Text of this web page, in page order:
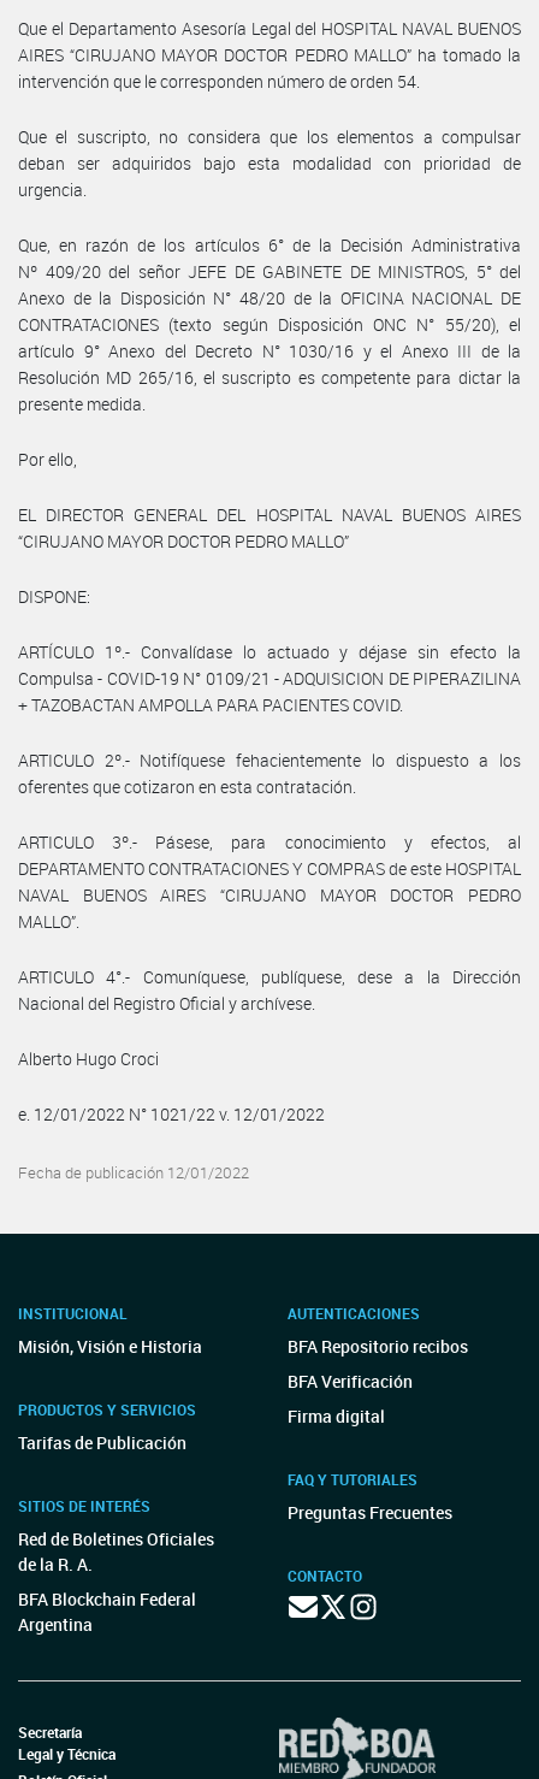
Que el Departamento Asesoría Legal del HOSPITAL NAVAL BUENOS
AIRES “CIRUJANO MAYOR DOCTOR PEDRO MALLO” ha tomado la
intervención que le corresponden número de orden 54.
Que el suscripto, no considera que los elementos a compulsar
deban ser adquiridos bajo esta modalidad con prioridad de
urgencia.
Que, en razón de los artículos 6° de la Decisión Administrativa
Nº 409/20 del señor JEFE DE GABINETE DE MINISTROS, 5° del
Anexo de la Disposición N° 48/20 de la OFICINA NACIONAL DE
CONTRATACIONES (texto según Disposición ONC N° 55/20), el
artículo 9° Anexo del Decreto N° 1030/16 y el Anexo III de la
Resolución MD 265/16, el suscripto es competente para dictar la
presente medida.
Por ello,
EL DIRECTOR GENERAL DEL HOSPITAL NAVAL BUENOS AIRES
“CIRUJANO MAYOR DOCTOR PEDRO MALLO”
DISPONE:
ARTÍCULO 1º.- Convalídase lo actuado y déjase sin efecto la
Compulsa - COVID-19 N° 0109/21 - ADQUISICION DE PIPERAZILINA
+ TAZOBACTAN AMPOLLA PARA PACIENTES COVID.
ARTICULO 2º.- Notifíquese fehacientemente lo dispuesto a los
oferentes que cotizaron en esta contratación.
ARTICULO 3º.- Pásese, para conocimiento y efectos, al
DEPARTAMENTO CONTRATACIONES Y COMPRAS de este HOSPITAL
NAVAL BUENOS AIRES “CIRUJANO MAYOR DOCTOR PEDRO
MALLO”.
ARTICULO 4°.- Comuníquese, publíquese, dese a la Dirección
Nacional del Registro Oficial y archívese.
Alberto Hugo Croci
e. 12/01/2022 N° 1021/22 v. 12/01/2022
Fecha de publicación 12/01/2022
INSTITUCIONAL
Misión, Visión e Historia
PRODUCTOS Y SERVICIOS
Tarifas de Publicación
SITIOS DE INTERÉS
Red de Boletines Oficiales
de la R. A.
BFA Blockchain Federal
Argentina
AUTENTICACIONES
BFA Repositorio recibos
BFA Verificación
Firma digital
FAQ Y TUTORIALES
Preguntas Frecuentes
CONTACTO
Secretaría
Legal y Técnica